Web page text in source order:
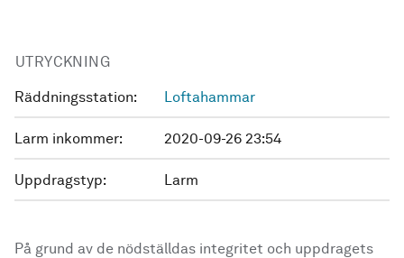
UTRYCKNING
Räddningsstation: Loftahammar
Larm inkommer: 2020-09-26 23:54
Uppdragstyp: Larm
På grund av de nödställdas integritet och uppdragets